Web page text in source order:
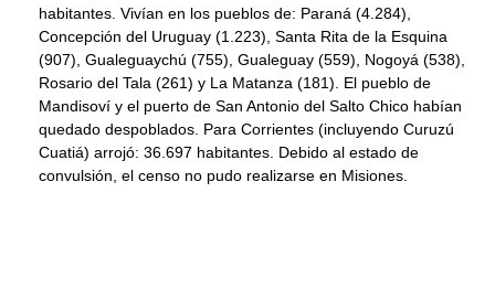
habitantes. Vivían en los pueblos de: Paraná (4.284),
Concepción del Uruguay (1.223), Santa Rita de la Esquina
(907), Gualeguaychú (755), Gualeguay (559), Nogoyá (538),
Rosario del Tala (261) y La Matanza (181). El pueblo de
Mandisoví y el puerto de San Antonio del Salto Chico habían
quedado despoblados. Para Corrientes (incluyendo Curuzú
Cuatiá) arrojó: 36.697 habitantes. Debido al estado de
convulsión, el censo no pudo realizarse en Misiones.